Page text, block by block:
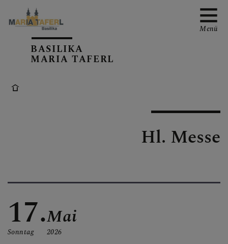
PFARRKIRCHE
BASILIKA
MARIA TAFERL
Menü
Hl. Messe
17.
Sonntag
Mai
2026